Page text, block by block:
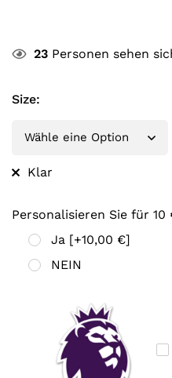
23 Personen sehen
Size:
Klar
Personalisieren Sie für 10
Ja [+10,00 €]
NEIN